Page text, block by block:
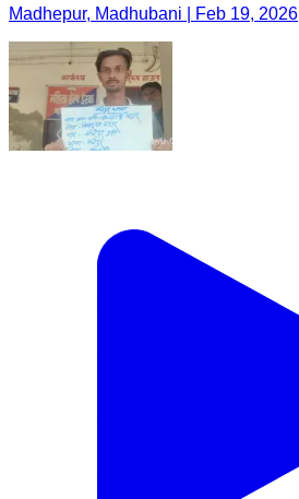
Madhepur, Madhubani | Feb 19, 2026